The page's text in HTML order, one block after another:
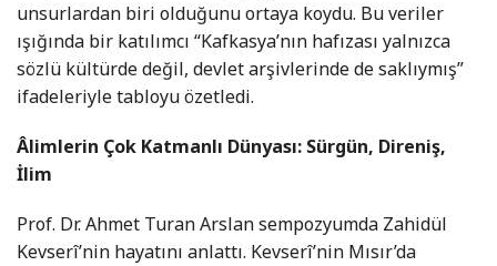
unsurlardan biri olduğunu ortaya koydu. Bu veriler
ışığında bir katılımcı “Kafkasya’nın hafızası yalnızca
sözlü kültürde değil, devlet arşivlerinde de saklıymış”
ifadeleriyle tabloyu özetledi.
Âlimlerin Çok Katmanlı Dünyası: Sürgün, Direniş,
İlim
Prof. Dr. Ahmet Turan Arslan sempozyumda Zahidül
Kevserî’nin hayatını anlattı. Kevserî’nin Mısır’da